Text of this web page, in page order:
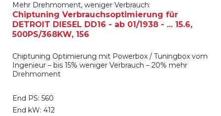
Mehr Drehmoment, weniger Verbrauch:
Chiptuning Verbrauchsoptimierung für
DETROIT DIESEL DD16 - ab 01/1938 - ... 15.6,
500PS/368KW, 156
Chiptuning Optimierung mit Powerbox / Tuningbox vom
Ingenieur – bis 15% weniger Verbrauch – 20% mehr
Drehmoment
End PS: 560
End kW: 412